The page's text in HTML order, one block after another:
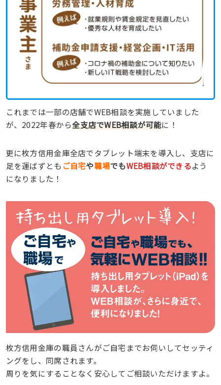
これまでは一部の店舗でWEB相談を実施していました
が、2022年春から全支店でWEB相談が可能に！
更に枚方信用金庫全店でタブレット端末を導入し、支店に
足を運ばずとも ご自宅や職場でもWEB相談ができるよう
になりました！
枚方信用金庫の職員さんがご自宅までお伺いしてセッティ
ングをし、同席されます。
周りを気にすることなく安心してご相談いただけますよ。